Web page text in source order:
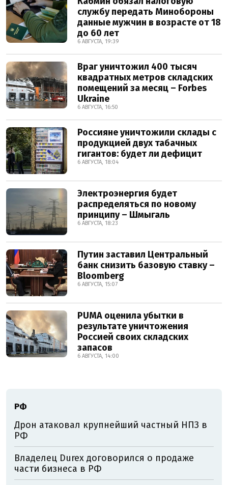
службу передать Минобороны
данные мужчин в возрасте от 18
до 60 лет
6 АВГУСТА, 19:39
Враг уничтожил 400 тысяч
квадратных метров складских
помещений за месяц – Forbes
Ukraine
6 АВГУСТА, 16:50
Россияне уничтожили склады с
продукцией двух табачных
гигантов: будет ли дефицит
6 АВГУСТА, 18:04
Электроэнергия будет
распределяться по новому
принципу – Шмыгаль
6 АВГУСТА, 18:23
Путин заставил Центральный
банк снизить базовую ставку –
Bloomberg
6 АВГУСТА, 15:07
PUMA оценила убытки в
результате уничтожения
Россией своих складских
запасов
6 АВГУСТА, 14:00
РФ
Дрон атаковал крупнейший частный НПЗ в
РФ
Владелец Durex договорился о продаже
части бизнеса в РФ